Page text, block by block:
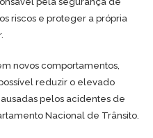
riscos e proteger a própria
novos comportamentos,
reduzir o elevado
pelos acidentes de
Nacional de Trânsito.